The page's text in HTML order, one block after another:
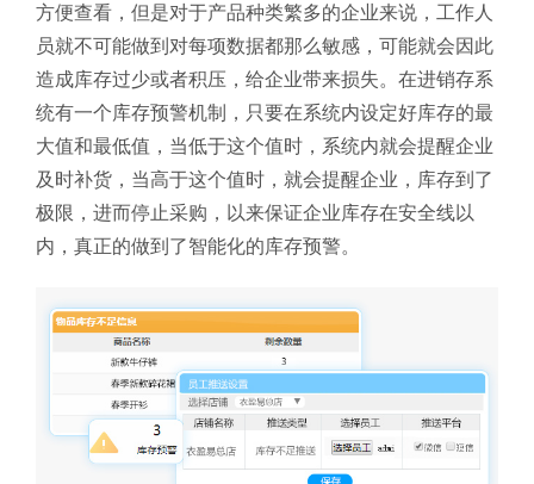
方便查看，但是对于产品种类繁多的企业来说，工作人
员就不可能做到对每项数据都那么敏感，可能就会因此
造成库存过少或者积压，给企业带来损失。在进销存系
统有一个库存预警机制，只要在系统内设定好库存的最
大值和最低值，当低于这个值时，系统内就会提醒企业
及时补货，当高于这个值时，就会提醒企业，库存到了
极限，进而停止采购，以来保证企业库存在安全线以
内，真正的做到了智能化的库存预警。